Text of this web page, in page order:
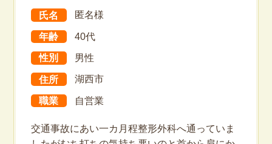
氏名 匿名様
年齢 40代
性別 男性
住所 湖西市
職業 自営業
交通事故にあい一カ月程整形外科へ通っていま